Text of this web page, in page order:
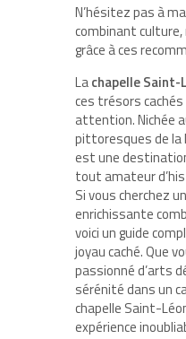
N’hésitez pas à
combinant
grâce à ces
Lachapelle Saint-
ces trésors
attention. Nichée
pittoresques de la
est une
tout amateur
Si vous cherchez
enrichissante
voici un guide
joyau caché. Que
passionné d’arts
sérénité dans un
chapelle Saint-
expérience